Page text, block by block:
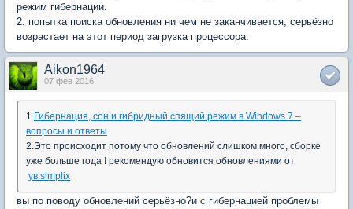
режим гибернации.
2. попытка поиска обновления ни чем не заканчивается, серьёзно
возрастает на этот период загрузка процессора.
Aikon1964
07 фев 2016
1.Гибернация, сон и гибридный спящий режим в Windows 7 –
вопросы и ответы
2.Это происходит потому что обновлений слишком много, сборке
уже больше года ! рекомендую обновится обновлениями от
ув.simplix
вы по поводу обновлений серьёзно?и с гибернацией проблемы